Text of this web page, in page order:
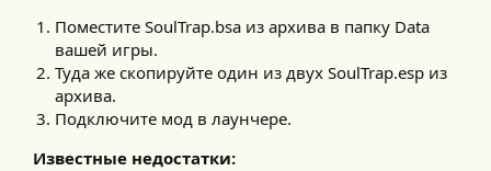
Поместите SoulTrap.bsa из архива в папку Data
вашей игры.
Туда же скопируйте один из двух SoulTrap.esp из
архива.
Подключите мод в лаунчере.
Известные недостатки: